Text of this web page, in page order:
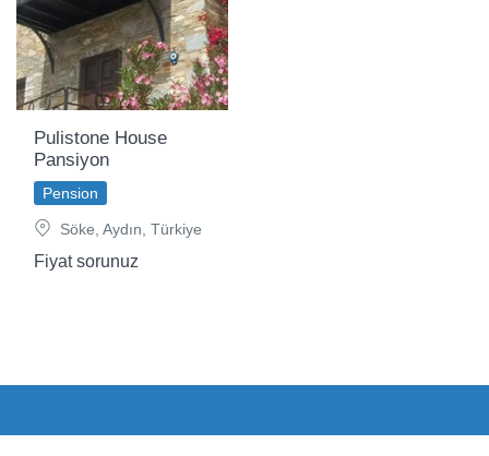
Pulistone House
Pansiyon
Pension
Söke, Aydın, Türkiye
Fiyat sorunuz